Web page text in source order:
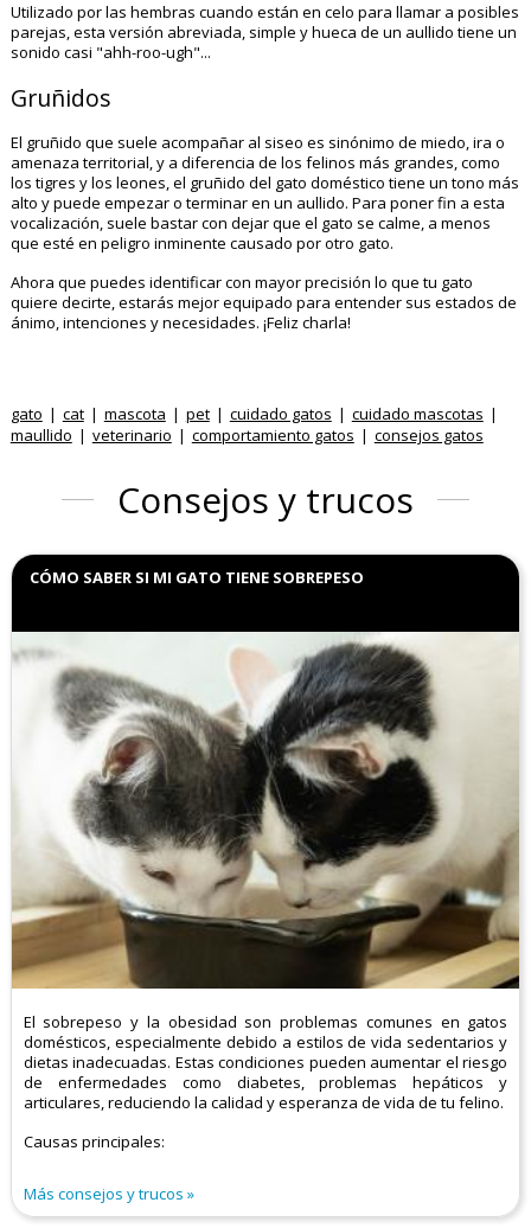
Utilizado por las hembras cuando están en celo para llamar a posibles
parejas, esta versión abreviada, simple y hueca de un aullido tiene un
sonido casi "ahh-roo-ugh"...
Gruñidos
El gruñido que suele acompañar al siseo es sinónimo de miedo, ira o
amenaza territorial, y a diferencia de los felinos más grandes, como
los tigres y los leones, el gruñido del gato doméstico tiene un tono más
alto y puede empezar o terminar en un aullido. Para poner fin a esta
vocalización, suele bastar con dejar que el gato se calme, a menos
que esté en peligro inminente causado por otro gato.
Ahora que puedes identificar con mayor precisión lo que tu gato
quiere decirte, estarás mejor equipado para entender sus estados de
ánimo, intenciones y necesidades. ¡Feliz charla!
gato cat mascota pet cuidado gatos
cuidado mascotas
maullido
veterinario comportamiento gatos consejos gatos
Consejos y trucos
CÓMO SABER SI MI GATO TIENE SOBREPESO
El sobrepeso y la obesidad son problemas comunes en gatos
domésticos, especialmente debido a estilos de vida sedentarios y
dietas inadecuadas. Estas condiciones pueden aumentar el riesgo
de enfermedades como diabetes, problemas hepáticos y
articulares, reduciendo la calidad y esperanza de vida de tu felino.​
Causas principales:
Más consejos y trucos